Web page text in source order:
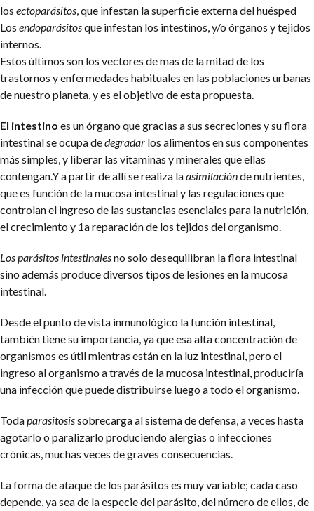
los ectoparásitos, que infestan la superficie externa del huésped
Los endoparásitosque infestan los intestinos, y/o órganos y tejidos
internos.
Estos últimos son los vectores de mas de la mitad de los
trastornos y enfermedades habituales en las poblaciones urbanas
de nuestro planeta, y es el objetivo de esta propuesta.
El intestino es un órgano que gracias a sus secreciones y su flora
intestinal se ocupa dedegradar los alimentos en sus componentes
más simples, y liberar las vitaminas y minerales que ellas
contengan.Y a partir de allí se realiza laasimilaciónde nutrientes,
que es función de la mucosa intestinal y las regulaciones que
controlan el ingreso de las sustancias esenciales para la nutrición,
el crecimiento y 1a reparación de los tejidos del organismo.
Los parásitos intestinalesno solo desequilibran la flora intestinal
sino además produce diversos tipos de lesiones en la mucosa
intestinal.
Desde el punto de vista inmunológico la función intestinal,
también tiene su importancia, ya que esa alta concentración de
organismos es útil mientras están en la luz intestinal, pero el
ingreso al organismo a través de la mucosa intestinal, produciría
una infección que puede distribuirse luego a todo el organismo.
Todaparasitosissobrecarga al sistema de defensa, a veces hasta
agotarlo o paralizarlo produciendo alergias o infecciones
crónicas, muchas veces de graves consecuencias.
La forma de ataque de los parásitos es muy variable; cada caso
depende, ya sea de la especie del parásito, del número de ellos, de